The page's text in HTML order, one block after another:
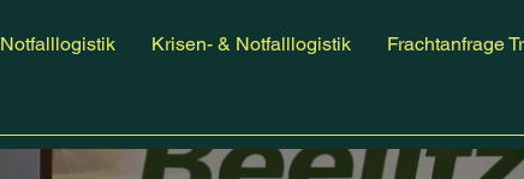
Notfalllogistik Krisen- & Notfalllogistik Frachtanfrage